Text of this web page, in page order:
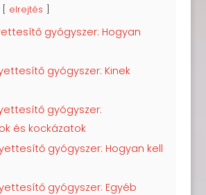
elrejtés
gyógyszer: Hogyan
gyógyszer: Kinek
gyógyszer:
és kockázatok
gyógyszer: Hogyan kell
gyógyszer: Egyéb